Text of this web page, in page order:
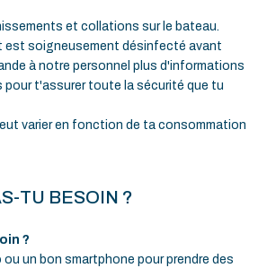
et collations sur le bateau.
est soigneusement désinfecté avant
à notre personnel plus d'informations
pour t'assurer toute la sécurité que tu
varier en fonction de ta consommation
TU BESOIN ?
?
un bon smartphone pour prendre des